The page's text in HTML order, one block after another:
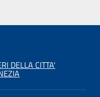
DELLA CITTA'